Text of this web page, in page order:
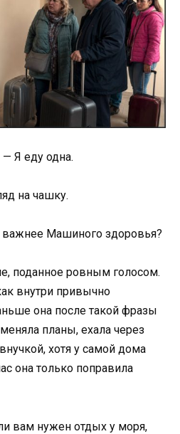
— Я еду одна.
на чашку.
Машиного здоровья?
поданное ровным голосом.
внутри привычно
она после такой фразы
планы, ехала через
хотя у самой дома
она только поправила
вам нужен отдых у моря,